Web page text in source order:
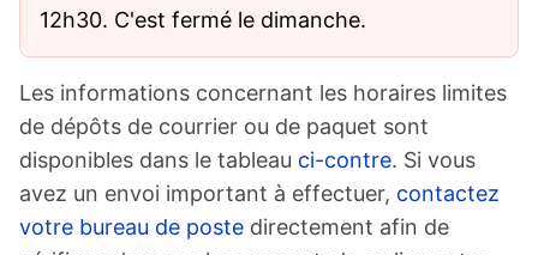
12h30. C'est fermé le dimanche.
Les informations concernant les horaires limites
de dépôts de courrier ou de paquet sont
disponibles dans le tableau ci-contre. Si vous
avez un envoi important à effectuer, contactez
votre bureau de poste directement afin de